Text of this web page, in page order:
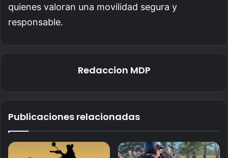
quienes valoran una movilidad segura y
responsable.
Redaccion MDP
Publicaciones relacionadas